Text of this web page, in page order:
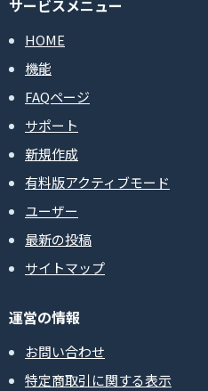
サービスメニュー
HOME
機能
FAQページ
サポート
新規作成
有料版アクティブモード
ユーザー
最新の投稿
サイトマップ
運営の情報
お問い合わせ
特定商取引に関する表示